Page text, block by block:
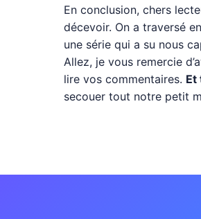
En conclusion, chers
décevoir. On a traversé
une série qui a su nous
Allez, je vous remercie
lire vos commentaires. Et
secouer tout notre petit